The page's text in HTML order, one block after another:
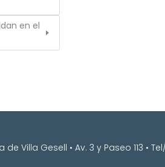
en el
Villa Gesell • Av. 3 y Paseo 113 •